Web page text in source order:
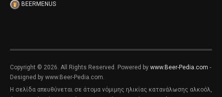
BEERMENUS
Copyright © 2026. All Rights Reserved. Powered by www.Beer-Pedia.com -
Designed by www.Beer-Pedia.com.
Η σελίδα απευθύνεται σε άτομα νόμιμης ηλικίας κατανάλωσης αλκοόλ,